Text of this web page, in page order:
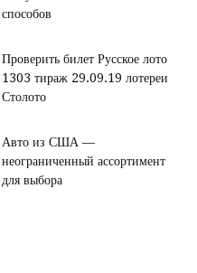
способов
Проверить билет Русское лото
1303 тираж 29.09.19 лотереи
Столото
Авто из США —
неограниченный ассортимент
для выбора